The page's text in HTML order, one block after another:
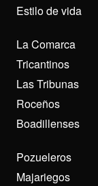
Estilo de vida
La Comarca
Tricantinos
Las Tribunas
Roceños
Boadillenses
Pozueleros
Majariegos